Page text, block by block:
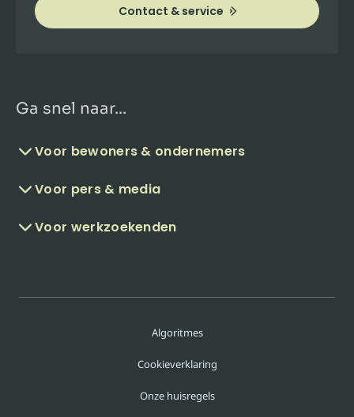
Contact & service
Ga snel naar...
Voor bewoners & ondernemers
Voor pers & media
Voor werkzoekenden
Algoritmes
Cookieverklaring
Onze huisregels